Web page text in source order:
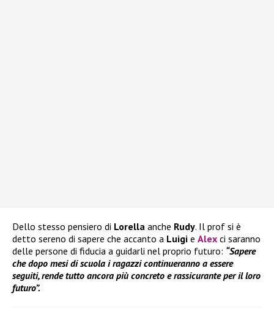
Dello stesso pensiero di Lorella anche Rudy. Il prof si è
detto sereno di sapere che accanto a Luigi e Alex ci saranno
delle persone di fiducia a guidarli nel proprio futuro: “Sapere
che dopo mesi di scuola i ragazzi continueranno a essere
seguiti, rende tutto ancora più concreto e rassicurante per il loro
futuro”.